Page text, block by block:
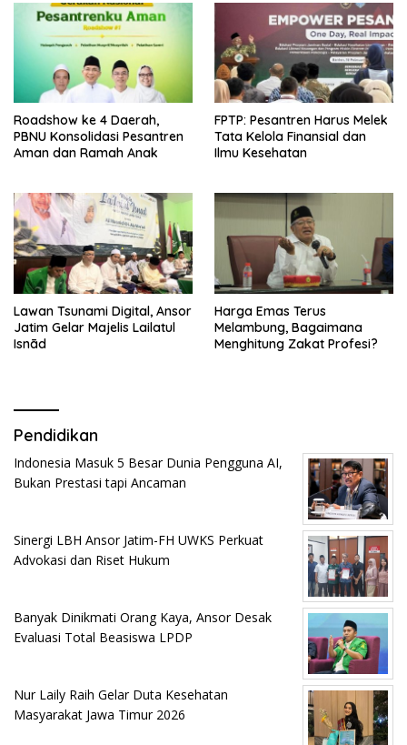
Roadshow ke 4 Daerah,
PBNU Konsolidasi Pesantren
Aman dan Ramah Anak
FPTP: Pesantren Harus Melek
Tata Kelola Finansial dan
Ilmu Kesehatan
Lawan Tsunami Digital, Ansor
Jatim Gelar Majelis Lailatul
Isnād
Harga Emas Terus
Melambung, Bagaimana
Menghitung Zakat Profesi?
Pendidikan
Indonesia Masuk 5 Besar Dunia Pengguna AI,
Bukan Prestasi tapi Ancaman
Sinergi LBH Ansor Jatim-FH UWKS Perkuat
Advokasi dan Riset Hukum
Banyak Dinikmati Orang Kaya, Ansor Desak
Evaluasi Total Beasiswa LPDP
Nur Laily Raih Gelar Duta Kesehatan
Masyarakat Jawa Timur 2026